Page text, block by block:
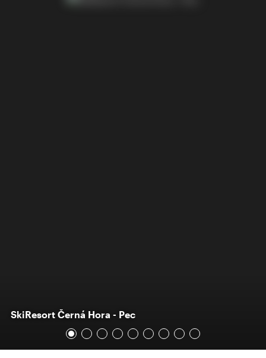
SkiResort Černá Hora - Pec